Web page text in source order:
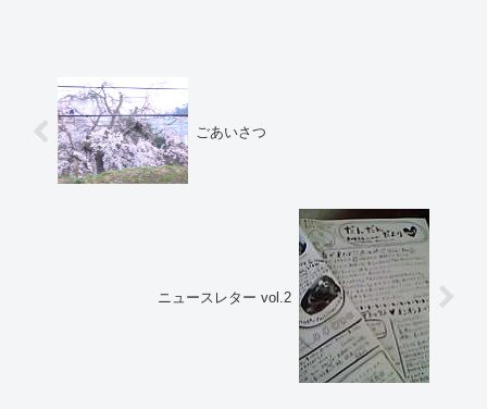
ごあいさつ
ニュースレター vol.2